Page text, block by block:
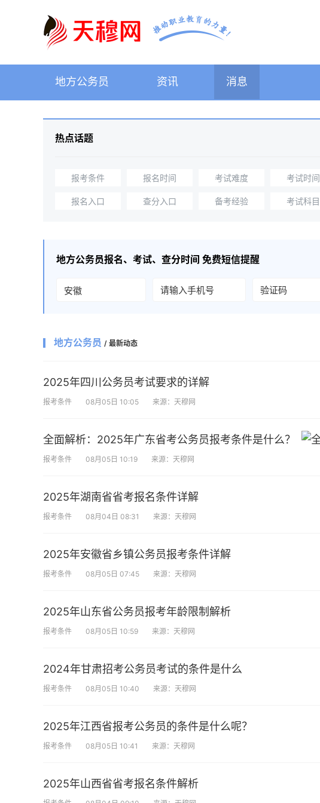
地方公务员 资讯 消息
热点话题
报考条件 报名时间 考试难度 考试时间
报名入口 查分入口 备考经验 考试科目
地方公务员报名、考试、查分时间 免费短信提醒
地方公务员 / 最新动态
2025年四川公务员考试要求的详解
报考条件 08月05日 10:05 来源：天穆网
全面解析：2025年广东省考公务员报考条件是什么？
报考条件 08月05日 10:19 来源：天穆网
2025年湖南省省考报名条件详解
报考条件 08月04日 08:31 来源：天穆网
2025年安徽省乡镇公务员报考条件详解
报考条件 08月05日 07:45 来源：天穆网
2025年山东省公务员报考年龄限制解析
报考条件 08月05日 10:59 来源：天穆网
2024年甘肃招考公务员考试的条件是什么
报考条件 08月05日 10:40 来源：天穆网
2025年江西省报考公务员的条件是什么呢？
报考条件 08月05日 10:41 来源：天穆网
2025年山西省省考报名条件解析